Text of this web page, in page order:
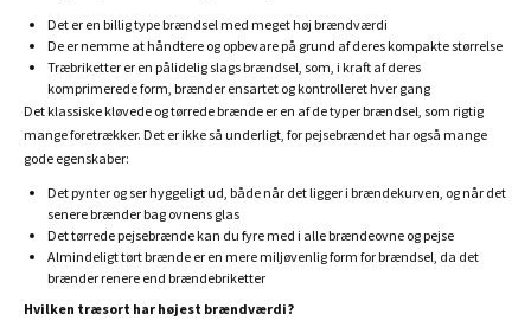
Det er en billig type brændsel med meget høj brændværdi
De er nemme at håndtere og opbevare på grund af deres kompakte størrelse
Træbriketter er en pålidelig slags brændsel, som, i kraft af deres
komprimerede form, brænder ensartet og kontrolleret hver gang
Det klassiske kløvede og tørrede brænde er en af de typer brændsel, som rigtig
mange foretrækker. Det er ikke så underligt, for pejsebrændet har også mange
gode egenskaber:
Det pynter og ser hyggeligt ud, både når det ligger i brændekurven, og når det
senere brænder bag ovnens glas
Det tørrede pejsebrænde kan du fyre med i alle brændeovne og pejse
Almindeligt tørt brænde er en mere miljøvenlig form for brændsel, da det
brænder renere end brændebriketter
Hvilken træsort har højest brændværdi?